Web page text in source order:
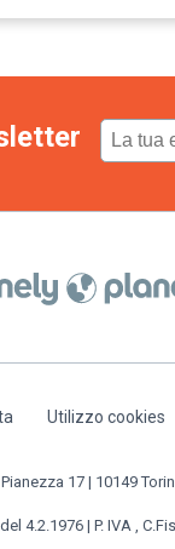
Utilizzo cookies
17 | 10149
4.2.1976 | P. IVA ,